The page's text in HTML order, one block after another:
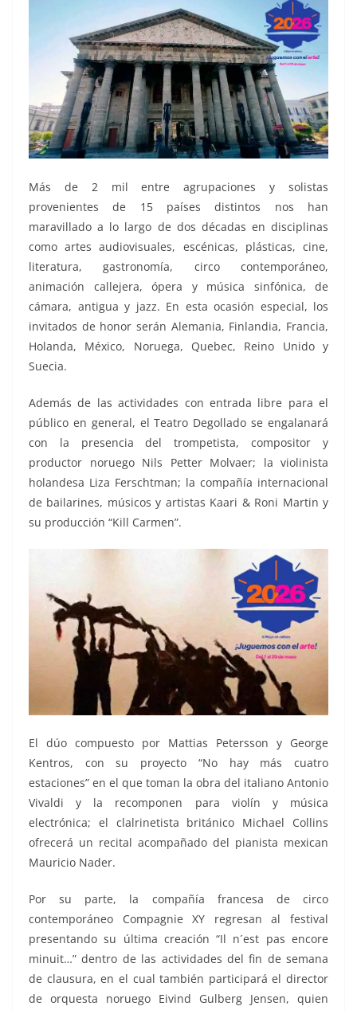
Más de 2 mil entre agrupaciones y solistas
provenientes de 15 países distintos nos han
maravillado a lo largo de dos décadas en disciplinas
como artes audiovisuales, escénicas, plásticas, cine,
literatura, gastronomía, circo contemporáneo,
animación callejera, ópera y música sinfónica, de
cámara, antigua y jazz. En esta ocasión especial, los
invitados de honor serán Alemania, Finlandia, Francia,
Holanda, México, Noruega, Quebec, Reino Unido y
Suecia.
Además de las actividades con entrada libre para el
público en general, el Teatro Degollado se engalanará
con la presencia del trompetista, compositor y
productor noruego Nils Petter Molvaer; la violinista
holandesa Liza Ferschtman; la compañía internacional
de bailarines, músicos y artistas Kaari & Roni Martin y
su producción “Kill Carmen”.
El dúo compuesto por Mattias Petersson y George
Kentros, con su proyecto “No hay más cuatro
estaciones” en el que toman la obra del italiano Antonio
Vivaldi y la recomponen para violín y música
electrónica; el clalrinetista británico Michael Collins
ofrecerá un recital acompañado del pianista mexican
Mauricio Nader.
Por su parte, la compañía francesa de circo
contemporáneo Compagnie XY regresan al festival
presentando su última creación “Il n´est pas encore
minuit…” dentro de las actividades del fin de semana
de clausura, en el cual también participará el director
de orquesta noruego Eivind Gulberg Jensen, quien